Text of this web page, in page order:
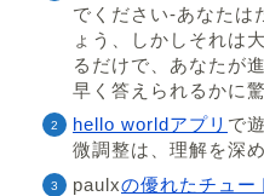
でください-あなたは
ょう、しかしそれは
るだけで、あなたが
早く答えられるかに
hello worldアプリ で
微調整は、理解を深
paulxの優れたチュー